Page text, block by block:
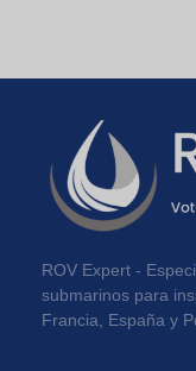
ROV Expert -
submarinos para
Francia, España y